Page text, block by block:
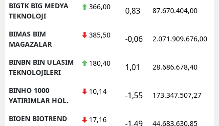
BIGTK BIG MEDYA
TEKNOLOJI
366,00 0,83 87.670.404,00
BIMAS BIM
MAGAZALAR
385,50 -0,06 2.071.909.676,00
BINBN BIN ULASIM
TEKNOLOJILERI
180,40 1,01 28.686.678,40
BINHO 1000
YATIRIMLAR HOL.
10,14 -1,55 173.347.507,27
BIOEN BIOTREND
17,16 -1,49 44.683.630,85